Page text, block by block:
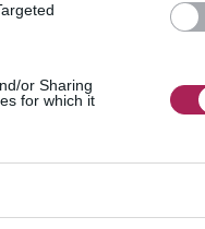
or Sharing
for which it
des jeunes qui
de pointe. C'est
beaucoup
enfants ?